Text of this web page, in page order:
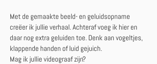
Met de gemaakte beeld- en geluidsopname
creëer ik jullie verhaal. Achteraf voeg ik hier en
daar nog extra geluiden toe. Denk aan vogeltjes,
klappende handen of luid gejuich.
Mag ik jullie videograaf zijn?